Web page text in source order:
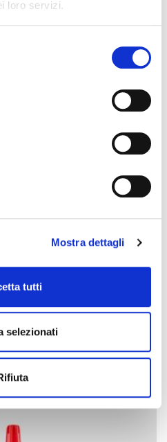
loro servizi.
Mostra dettagli
tutti
selezionati
COMPRIMIDO